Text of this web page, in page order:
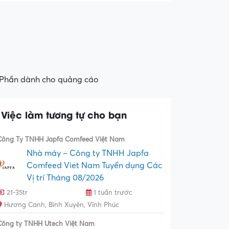
dành cho quảng cáo
Việc làm tương tự cho bạn
Ty TNHH Japfa Comfeed Việt Nam
Nhà máy – Công ty TNHH Japfa
Comfeed Viet Nam Tuyển dụng Các
Vị trí Tháng 08/2026
21-35tr
1 tuần trước
Hương Canh, Bình Xuyên, Vĩnh Phúc
ty TNHH Utech Việt Nam